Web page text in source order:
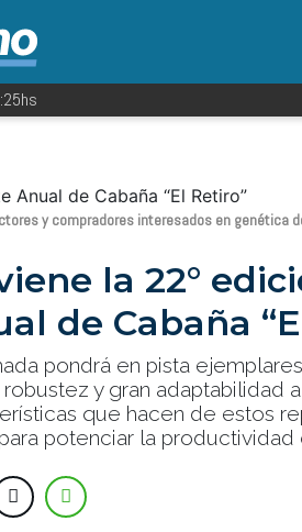
hs
y compradores interesados en genética
la 22°
de Cabaña
pondrá en pista
robustez y gran adaptabilidad
que hacen de estos
potenciar la